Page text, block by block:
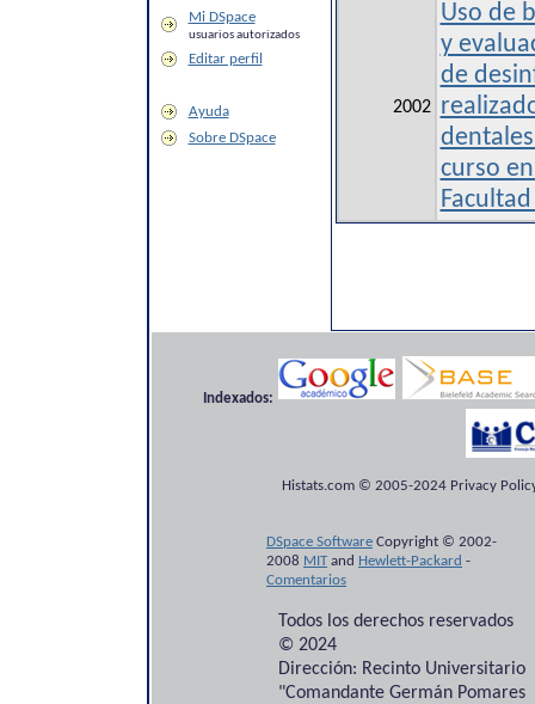
Mi DSpace
usuarios autorizados
Editar perfil
Ayuda
Sobre DSpace
2002
Uso de
y
de
curso
Indexados:
Histats.com © 2005-2024 Privacy
DSpace Software Copyright © 2002-
2008 MITand Hewlett-Packard -
Comentarios
Todos los derechos reservados
© 2024
Dirección: Recinto Universitario
"Comandante Germán Pomares